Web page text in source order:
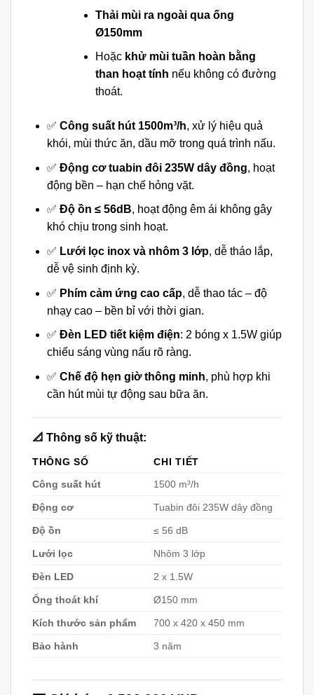
Thải mùi ra ngoài qua ống
Ø150mm
Hoặc khử mùi tuần hoàn bằng
than hoạt tính nếu không có đường
thoát.
✅ Công suất hút 1500m³/h, xử lý hiệu quả
khói, mùi thức ăn, dầu mỡ trong quá trình nấu.
✅ Động cơ tuabin đôi 235W dây đồng, hoạt
động bền – hạn chế hỏng vặt.
✅ Độ ồn ≤ 56dB, hoạt động êm ái không gây
khó chịu trong sinh hoạt.
✅ Lưới lọc inox và nhôm 3 lớp, dễ tháo lắp,
dễ vệ sinh định kỳ.
✅ Phím cảm ứng cao cấp, dễ thao tác – độ
nhạy cao – bền bỉ với thời gian.
✅ Đèn LED tiết kiệm điện: 2 bóng x 1.5W giúp
chiếu sáng vùng nấu rõ ràng.
✅ Chế độ hẹn giờ thông minh, phù hợp khi
cần hút mùi tự động sau bữa ăn.
📐 Thông số kỹ thuật:
THÔNG SỐ
CHI TIẾT
Công suất hút
1500 m³/h
Động cơ Tuabin đôi 235W dây đồng
Độ ồn ≤ 56 dB
Lưới lọc Nhôm 3 lớp
Đèn LED 2 x 1.5W
Ống thoát khí Ø150 mm
Kích thước sản phẩm 700 x 420 x 450 mm
Bảo hành 3 năm